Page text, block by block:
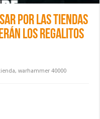
por las tiendas
los regalitos
,warhammer 40000